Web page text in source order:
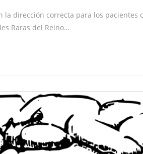
la dirección correcta para los pacientes
Raras del Reino…